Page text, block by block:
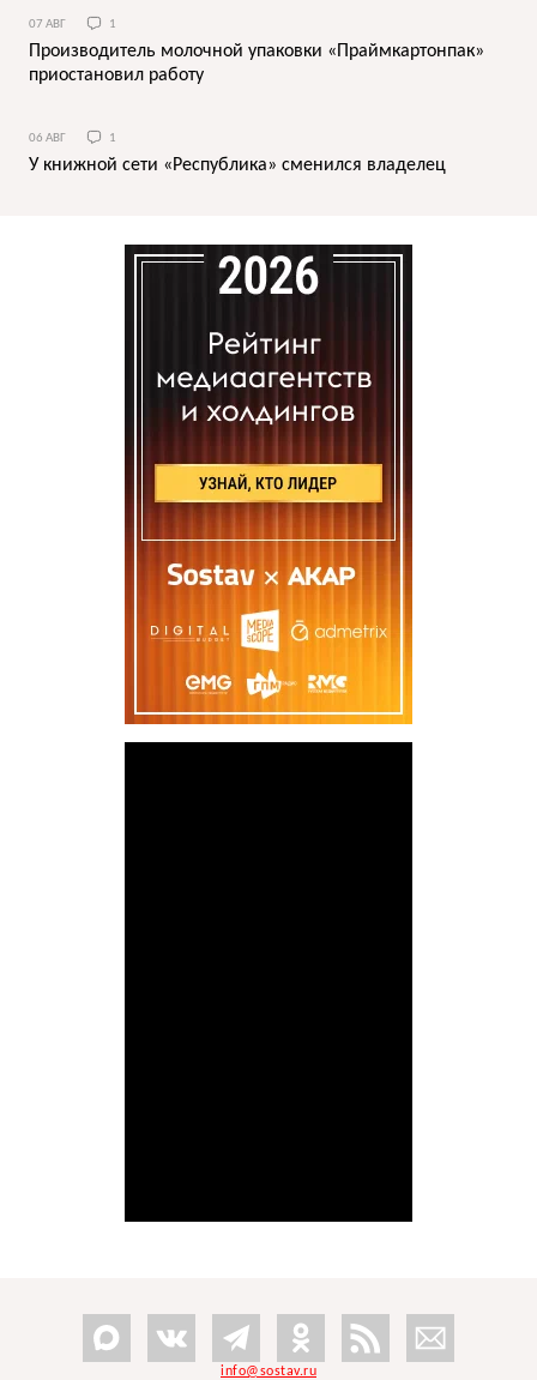
07 АВГ 1
Производитель молочной упаковки «Праймкартонпак»
приостановил работу
06 АВГ 1
У книжной сети «Республика» сменился владелец
info@sostav.ru